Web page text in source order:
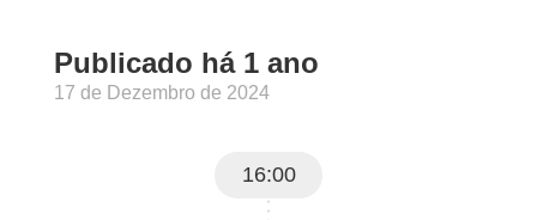
Publicado há 1 ano
17 de Dezembro de 2024
16:00